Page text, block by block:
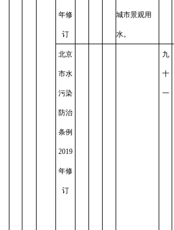
年修
订
城市景观用
水。
北京
市水
污染
防治
条例
2019
年修
订
九
十
一